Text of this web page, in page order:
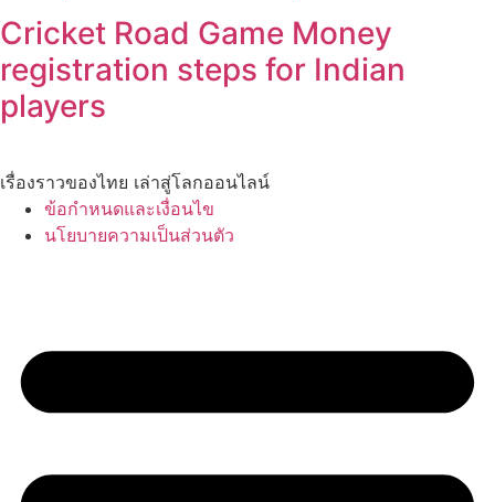
Cricket Road Game Money
registration steps for Indian
players
เรื่องราวของไทย เล่าสู่โลกออนไลน์
ข้อกำหนดและเงื่อนไข
นโยบายความเป็นส่วนตัว